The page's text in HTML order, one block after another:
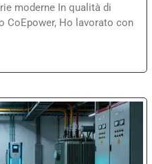
moderne In qualità di
CoEpower, Ho lavorato con